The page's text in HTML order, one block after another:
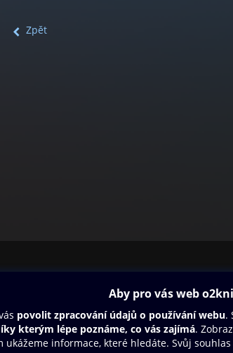
Zpět
Dárkový poukaz
Nápověda
Oneplay Originály
Sport